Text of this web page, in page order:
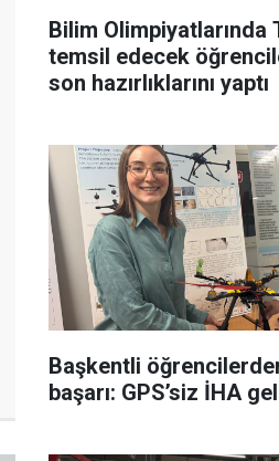
Bilim Olimpiyatlarında
temsil edecek
son hazırlıklarını yaptı
Başkentli
başarı: GPS’siz İHA